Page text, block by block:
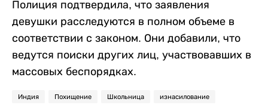
Полиция подтвердила, что заявления
девушки расследуются в полном объеме в
соответствии с законом. Они добавили, что
ведутся поиски других лиц, участвовавших в
массовых беспорядках.
Индия Похищение Школьница изнасилование